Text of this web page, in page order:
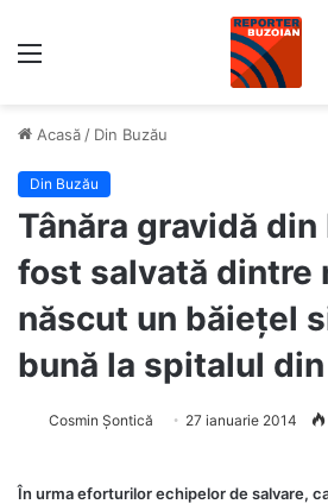
Acasă / Din Buzău
Din Buzău
Tânăra gravidă din
fost salvată dintre
născut un băiețel
bună la spitalul din
Cosmin Șontică 27 ianuarie 2014
În urma eforturilor echipelor de salvare,